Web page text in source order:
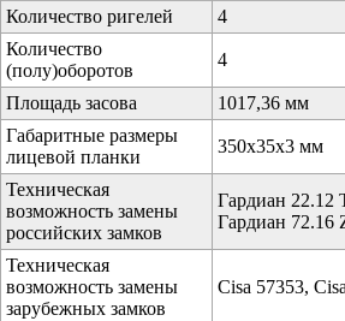
Количество ригелей
4
Количество
(полу)оборотов
4
Площадь засова
1017,36 мм
Габаритные размеры
лицевой планки
350х35х3 мм
Техническая
возможность замены
российских замков
Гардиан 22.12
Гардиан 72.16
Техническая
возможность замены
зарубежных замков
Cisa 57353,